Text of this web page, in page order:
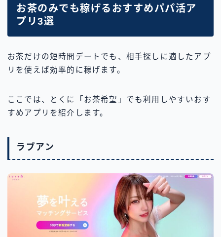
お茶のみでも稼げるおすすめパパ活ア
プリ3選
お茶だけの短時間デートでも、相手探しに適したアプ
リを使えば効率的に稼げます。
ここでは、とくに「お茶希望」でも利用しやすいおす
すめアプリを紹介します。
ラブアン